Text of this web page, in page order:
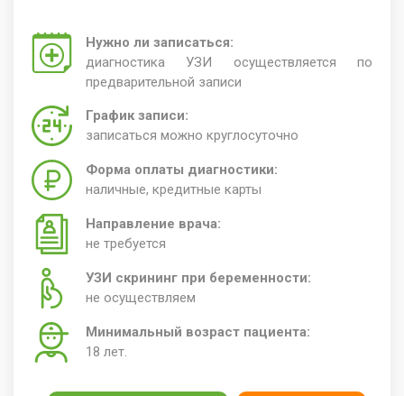
Нужно ли записаться:
диагностика УЗИ осуществляется по
предварительной записи
График записи:
записаться можно круглосуточно
Форма оплаты диагностики:
наличные, кредитные карты
Направление врача:
не требуется
УЗИ скрининг при беременности:
не осуществляем
Минимальный возраст пациента:
18 лет.